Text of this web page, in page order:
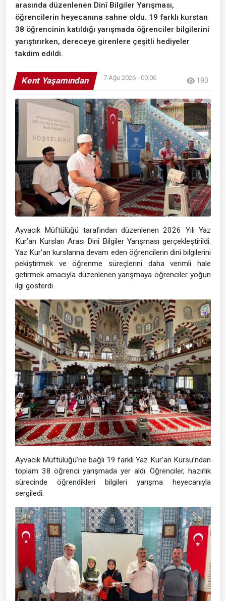
arasında düzenlenen Dinî Bilgiler Yarışması,
öğrencilerin heyecanına sahne oldu. 19 farklı kurstan
38 öğrencinin katıldığı yarışmada öğrenciler bilgilerini
yarıştırırken, dereceye girenlere çeşitli hediyeler
takdim edildi.
Kent Yaşamından 7 Ağu 2026 - 00:06 180
Ayvacık Müftülüğü tarafından düzenlenen 2026 Yılı Yaz
Kur’an Kursları Arası Dinî Bilgiler Yarışması gerçekleştirildi.
Yaz Kur’an kurslarına devam eden öğrencilerin dinî bilgilerini
pekiştirmek ve öğrenme süreçlerini daha verimli hale
getirmek amacıyla düzenlenen yarışmaya öğrenciler yoğun
ilgi gösterdi.
Ayvacık Müftülüğü’ne bağlı 19 farklı Yaz Kur’an Kursu’ndan
toplam 38 öğrenci yarışmada yer aldı. Öğrenciler, hazırlık
sürecinde öğrendikleri bilgileri yarışma heyecanıyla
sergiledi.